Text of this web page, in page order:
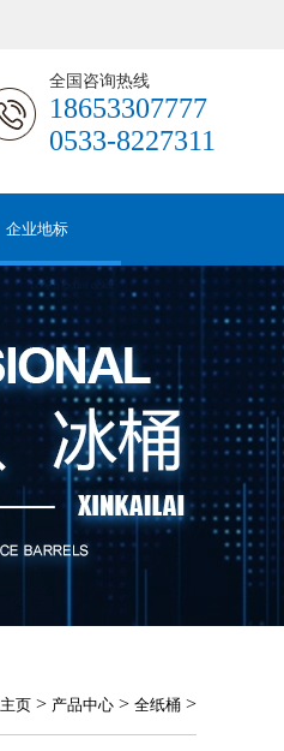
全国咨询热线
18653307777
0533-8227311
企业地标
主页> 产品中心> 全纸桶>